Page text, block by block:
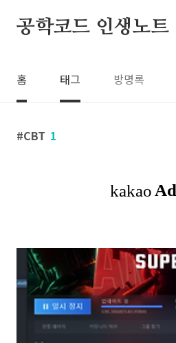
공학코드 인생노트
홈 태그 방명록
CBT 1